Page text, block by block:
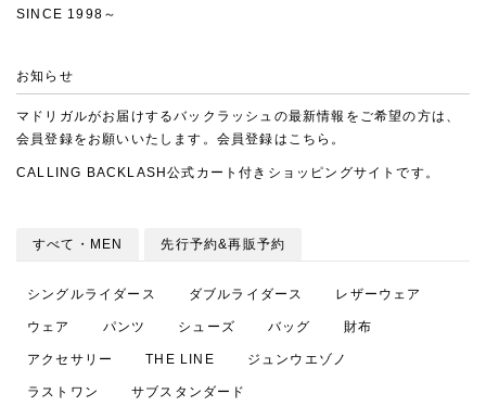
SINCE 1998～
お知らせ
マドリガルがお届けするバックラッシュの最新情報をご希望の方は、
会員登録をお願いいたします。会員登録は こちら 。
CALLING BACKLASH公式カート付きショッピングサイトです。
すべて・MEN 先行予約&再販予約
シングルライダース ダブルライダース レザーウェア
ウェア パンツ シューズ バッグ 財布
アクセサリー THE LINE ジュンウエゾノ
ラストワン サブスタンダード